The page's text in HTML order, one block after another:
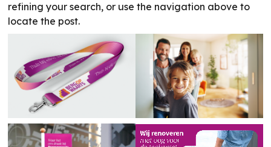
refining your search, or use the navigation above to
locate the post.